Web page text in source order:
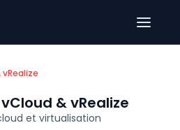
& vRealize
et virtualisation